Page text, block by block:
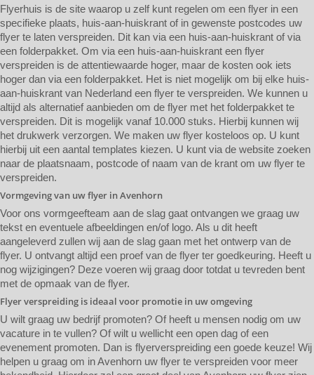
Flyerhuis is de site waarop u zelf kunt regelen om een flyer in een
specifieke plaats, huis-aan-huiskrant of in gewenste postcodes uw
flyer te laten verspreiden. Dit kan via een huis-aan-huiskrant of via
een folderpakket. Om via een huis-aan-huiskrant een flyer
verspreiden is de attentiewaarde hoger, maar de kosten ook iets
hoger dan via een folderpakket. Het is niet mogelijk om bij elke huis-
aan-huiskrant van Nederland een flyer te verspreiden. We kunnen u
altijd als alternatief aanbieden om de flyer met het folderpakket te
verspreiden. Dit is mogelijk vanaf 10.000 stuks. Hierbij kunnen wij
het drukwerk verzorgen. We maken uw flyer kosteloos op. U kunt
hierbij uit een aantal templates kiezen. U kunt via de website zoeken
naar de plaatsnaam, postcode of naam van de krant om uw flyer te
verspreiden.
Vormgeving van uw flyer in Avenhorn
Voor ons vormgeefteam aan de slag gaat ontvangen we graag uw
tekst en eventuele afbeeldingen en/of logo. Als u dit heeft
aangeleverd zullen wij aan de slag gaan met het ontwerp van de
flyer. U ontvangt altijd een proef van de flyer ter goedkeuring. Heeft u
nog wijzigingen? Deze voeren wij graag door totdat u tevreden bent
met de opmaak van de flyer.
Flyer verspreiding is ideaal voor promotie in uw omgeving
U wilt graag uw bedrijf promoten? Of heeft u mensen nodig om uw
vacature in te vullen? Of wilt u wellicht een open dag of een
evenement promoten. Dan is flyerverspreiding een goede keuze! Wij
helpen u graag om in Avenhorn uw flyer te verspreiden voor meer